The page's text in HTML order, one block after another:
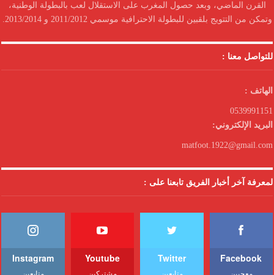
القرن الماضي، وبعد حصول المغرب على الاستقلال لعب بالبطولة الوطنية،
وتمكن من التتويج بلقبين للبطولة الاحترافية موسمي 2011/2012 و 2013/2014.
للتواصل معنا :
الهاتف :
0539991151
البريد الإلكتروني:
matfoot.1922@gmail.com
لمعرفة آخر أخبار الفريق تابعنا على :
Facebook
Twitter
Youtube
Instagram